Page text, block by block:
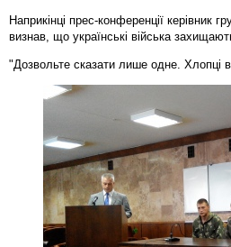
Наприкінці прес-конференції
визнав, що українські війська
"Дозвольте сказати лише одне.